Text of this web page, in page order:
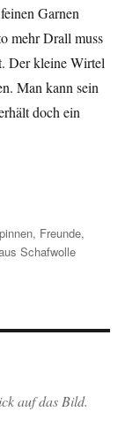
Garnen
mehr Drall muss
Der kleine Wirtel
Man kann sein
doch ein
Garne.“
, Freunde,
Schafwolle
auf das Bild.